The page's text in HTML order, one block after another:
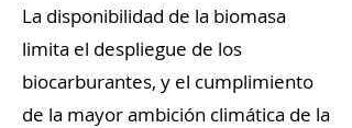
La disponibilidad de la biomasa
limita el despliegue de los
biocarburantes, y el cumplimiento
de la mayor ambición climática de la